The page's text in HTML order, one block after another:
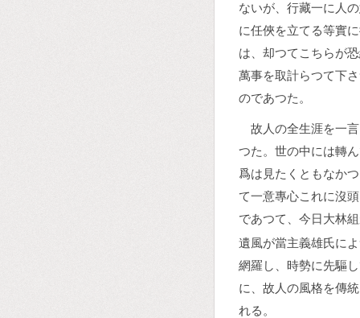
ないが、行藏一に人
に任俠を立てる等實
は、却つてこちらが
萬事を取計らつて下
のであつた。
故人の全生涯を一
つた。世の中には轉
爲は見たくともなか
て一意專心これに沒
であつて、今日大林
遺風が當主義雄氏に
網羅し、時勢に先驅
に、故人の風格を傳
れる。